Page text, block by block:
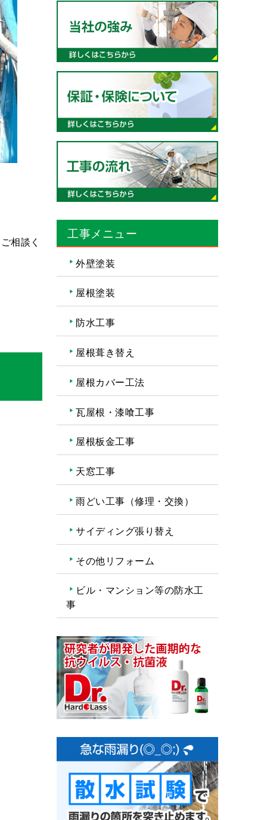
相談く
工事メニュー
外壁塗装
屋根塗装
防水工事
屋根葺き替え
屋根カバー工法
瓦屋根・漆喰工事
屋根板金工事
天窓工事
雨どい工事（修理・交換）
サイディング張り替え
その他リフォーム
ビル・マンション等の防水工
事